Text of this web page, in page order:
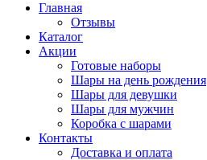
Главная
Отзывы
Каталог
Акции
Готовые наборы
Шары на день рождения
Шары для девушки
Шары для мужчин
Коробка с шарами
Контакты
Доставка и оплата